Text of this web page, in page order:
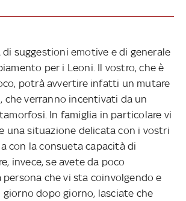
suggestioni emotive e di generale
per i Leoni. Il vostro, che è
potrà avvertire infatti un mutare
che verranno incentivati da un
In famiglia in particolare vi
una situazione delicata con i vostri
con la consueta capacità di
invece, se avete da poco
che vi sta coinvolgendo e
dopo giorno, lasciate che